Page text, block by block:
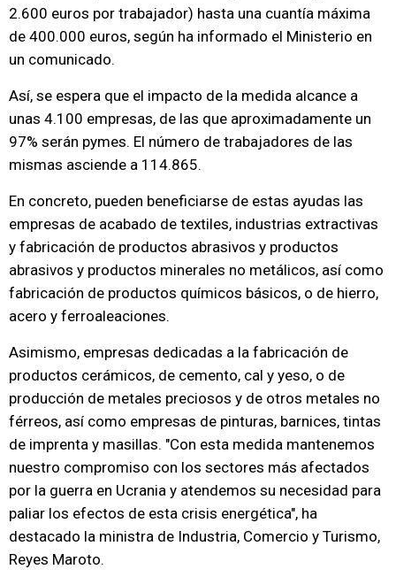
2.600 euros por trabajador) hasta una cuantía máxima
de 400.000 euros, según ha informado el Ministerio en
un comunicado.
Así, se espera que el impacto de la medida alcance a
unas 4.100 empresas, de las que aproximadamente un
97% serán pymes. El número de trabajadores de las
mismas asciende a 114.865.
En concreto, pueden beneficiarse de estas ayudas las
empresas de acabado de textiles, industrias extractivas
y fabricación de productos abrasivos y productos
abrasivos y productos minerales no metálicos, así como
fabricación de productos químicos básicos, o de hierro,
acero y ferroaleaciones.
Asimismo, empresas dedicadas a la fabricación de
productos cerámicos, de cemento, cal y yeso, o de
producción de metales preciosos y de otros metales no
férreos, así como empresas de pinturas, barnices, tintas
de imprenta y masillas. "Con esta medida mantenemos
nuestro compromiso con los sectores más afectados
por la guerra en Ucrania y atendemos su necesidad para
paliar los efectos de esta crisis energética", ha
destacado la ministra de Industria, Comercio y Turismo,
Reyes Maroto.